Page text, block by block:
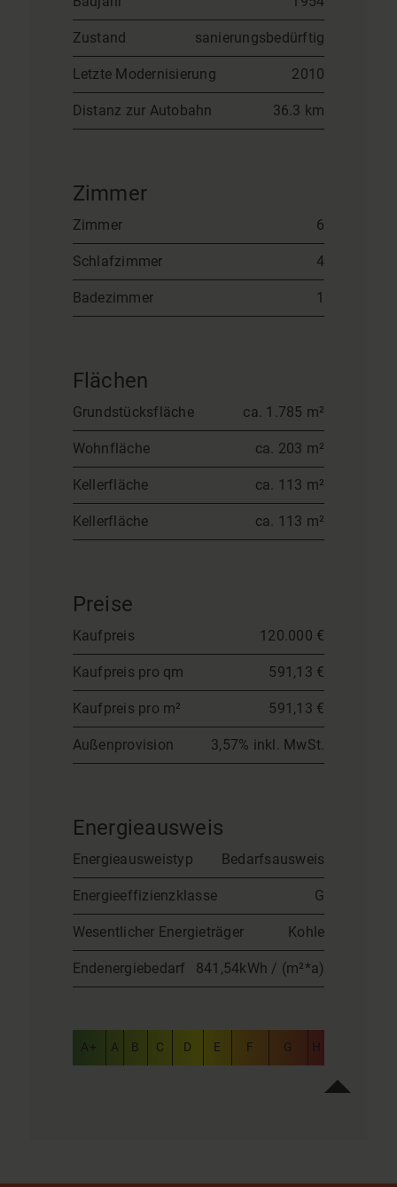
Zustand sanierungsbedürftig
Letzte Modernisierung 2010
Distanz zur Autobahn 36.3 km
Zimmer
Zimmer 6
Schlafzimmer 4
Badezimmer 1
Flächen
Grundstücksfläche ca. 1.785 m²
Wohnfläche ca. 203 m²
Kellerfläche ca. 113 m²
Kellerfläche ca. 113 m²
Preise
Kaufpreis 120.000 €
Kaufpreis pro qm 591,13 €
Kaufpreis pro m² 591,13 €
Außenprovision 3,57% inkl. MwSt.
Energieausweis
Energieausweistyp Bedarfsausweis
Energieeffizienzklasse G
Wesentlicher Energieträger Kohle
Endenergiebedarf 841,54kWh / (m²*a)
A+ A B C D E F G H